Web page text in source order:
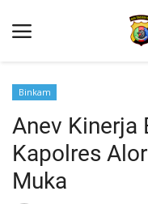
Beranda
Terms & Conditions
Reskrim
Binkam
Anev Kinerja
Kapolres
Muka